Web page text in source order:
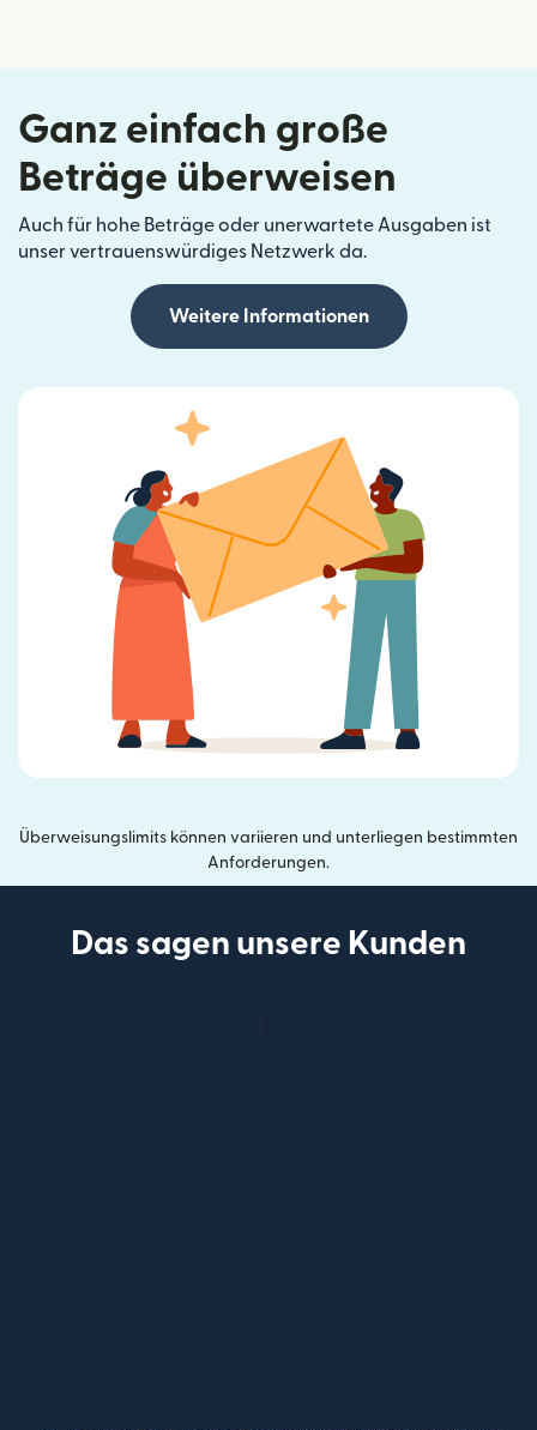
Ganz einfach große
Beträge überweisen
Auch für hohe Beträge oder unerwartete Ausgaben ist
unser vertrauenswürdiges Netzwerk da.
Weitere Informationen
Überweisungslimits können variieren und unterliegen bestimmten
Anforderungen.
Das sagen unsere Kunden